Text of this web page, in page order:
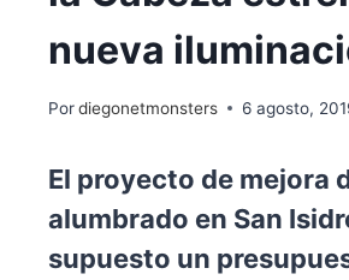
nueva
Pordiegonetmonsters 6 agosto,
El proyecto de mejora
alumbrado en San
supuesto un